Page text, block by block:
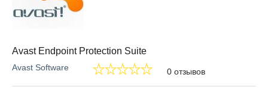
Avast Endpoint Protection Suite
0 отзывов
Avast Software